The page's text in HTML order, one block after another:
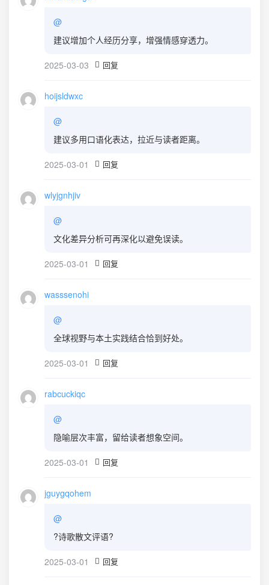
@
建议增加个人经历分享，增强情感穿透力。
2025-03-03 回复
hoijsldwxc
@
建议多用口语化表达，拉近与读者距离。
2025-03-01 回复
wlyjgnhjiv
@
文化差异分析可再深化以避免误读。
2025-03-01 回复
wasssenohi
@
全球视野与本土实践结合恰到好处。
2025-03-01 回复
rabcuckiqc
@
隐喻层次丰富，留给读者想象空间。
2025-03-01 回复
jguygqohem
@
?诗歌散文评语?
2025-03-01 回复